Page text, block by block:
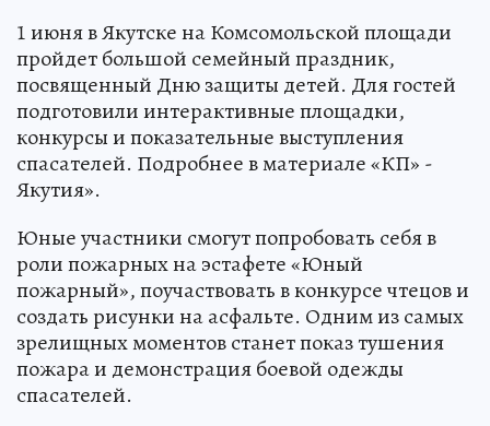
1 июня в Якутске на Комсомольской площади
пройдет большой семейный праздник,
посвященный Дню защиты детей. Для гостей
подготовили интерактивные площадки,
конкурсы и показательные выступления
спасателей. Подробнее в материале «КП» -
Якутия».
Юные участники смогут попробовать себя в
роли пожарных на эстафете «Юный
пожарный», поучаствовать в конкурсе чтецов и
создать рисунки на асфальте. Одним из самых
зрелищных моментов станет показ тушения
пожара и демонстрация боевой одежды
спасателей.